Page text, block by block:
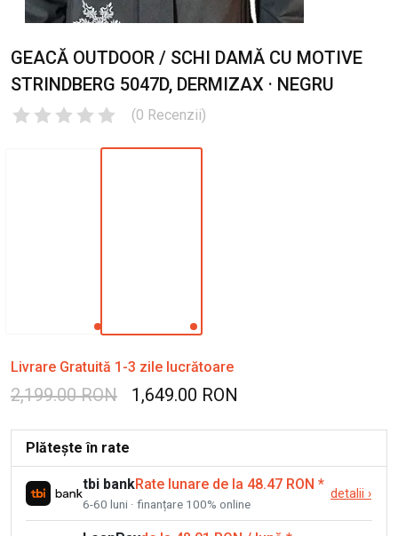
GEACĂ OUTDOOR / SCHI DAMĂ CU MOTIVE
STRINDBERG 5047D, DERMIZAX · NEGRU
(0 Recenzii)
Livrare Gratuită 1-3 zile lucrătoare
2,199.00 RON 1,649.00 RON
Plătește în rate
tbi bankRate lunare de la 48.47 RON *
6-60 luni · finanțare 100% online
detalii ›